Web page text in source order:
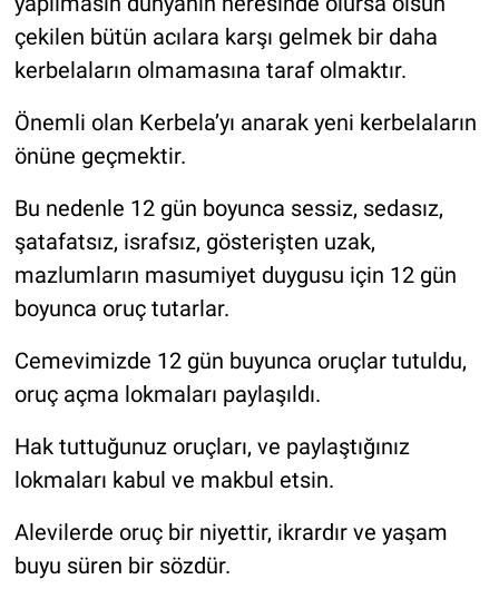
çekilen bütün acılara karşı gelmek bir daha
kerbelaların olmamasına taraf olmaktır.
Önemli olan Kerbela’yı anarak yeni kerbelaların
önüne geçmektir.
Bu nedenle 12 gün boyunca sessiz, sedasız,
şatafatsız, israfsız, gösterişten uzak,
mazlumların masumiyet duygusu için 12 gün
boyunca oruç tutarlar.
Cemevimizde 12 gün buyunca oruçlar tutuldu,
oruç açma lokmaları paylaşıldı.
Hak tuttuğunuz oruçları, ve paylaştığınız
lokmaları kabul ve makbul etsin.
Alevilerde oruç bir niyettir, ikrardır ve yaşam
buyu süren bir sözdür.